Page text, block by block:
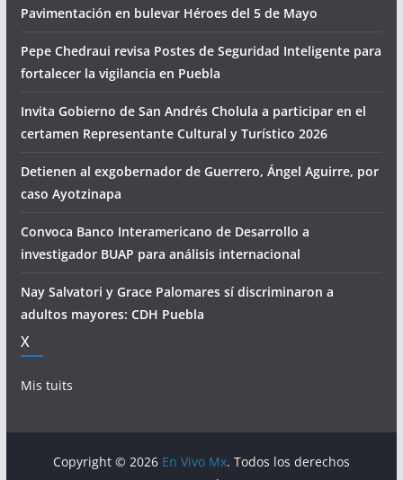
Pavimentación en bulevar Héroes del 5 de Mayo
Pepe Chedraui revisa Postes de Seguridad Inteligente para
fortalecer la vigilancia en Puebla
Invita Gobierno de San Andrés Cholula a participar en el
certamen Representante Cultural y Turístico 2026
Detienen al exgobernador de Guerrero, Ángel Aguirre, por
caso Ayotzinapa
Convoca Banco Interamericano de Desarrollo a
investigador BUAP para análisis internacional
Nay Salvatori y Grace Palomares sí discriminaron a
adultos mayores: CDH Puebla
X
Mis tuits
Copyright © 2026 En Vivo Mx. Todos los derechos